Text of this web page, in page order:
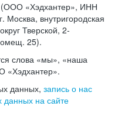
«Хэдхантер», ИНН
Москва, внутригородская
Тверской, 2-
25).
слова «мы», «наша
«Хэдхантер».
данных, запись о нас
данных на сайте